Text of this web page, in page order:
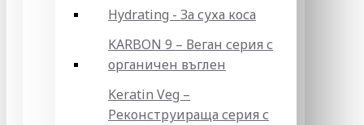
Hydrating - За суха коса
KARBON 9 – Веган серия с
органичен въглен
Keratin Veg –
Реконструираща серия с